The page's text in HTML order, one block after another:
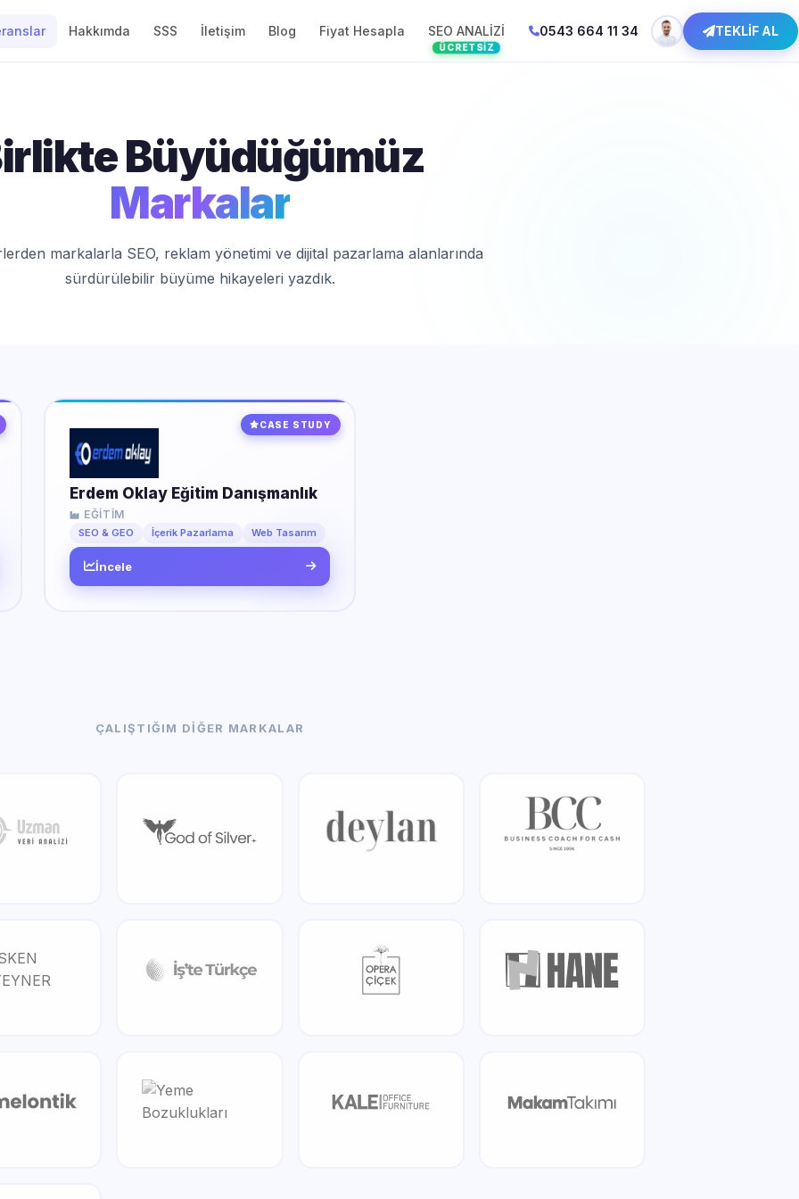
Hakkımda SSS İletişim Blog Fiyat Hesapla SEO ANALİZİ
ÜCRETSIZ
0543 664 11 34 TEKLİF AL
Büyüdüğümüz
Markalar
markalarla SEO, reklam yönetimi ve dijital pazarlama alanlarında
sürdürülebilir büyüme hikayeleri yazdık.
CASE STUDY
Erdem Oklay Eğitim Danışmanlık
EĞITIM
SEO & GEO İçerik Pazarlama Web Tasarım
İncele
ÇALIŞTIĞIM DIĞER MARKALAR